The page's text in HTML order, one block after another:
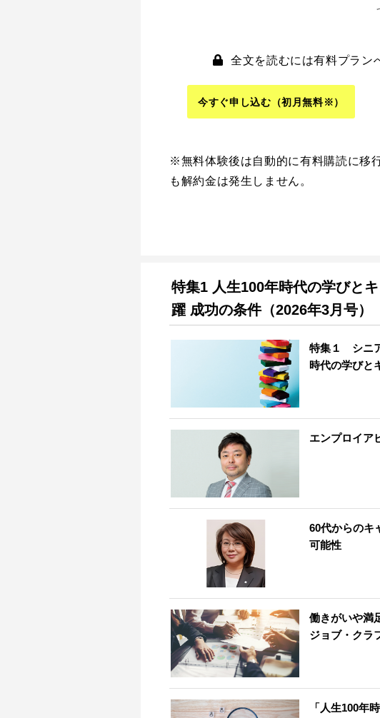
全文を読むには有料プラン
今すぐ申し込む （初月無料※）
※無料体験後は自動的に有料購読に移
も解約金は発生しません。
特集1 人生100年時代の学びと
躍 成功の条件（2026年3月号）
特集１ シニ
時代の学びと
エンプロイア
60代からの
可能性
働きがいや満
ジョブ・クラ
「人生100年